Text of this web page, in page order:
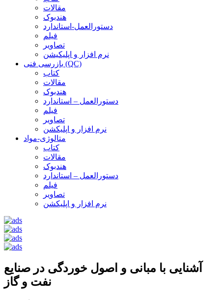
مقالات
هندبوک
دستورالعمل-استاندارد
فیلم
تصاویر
نرم افزار و اپلیکیشن
بازرسی فنی (QC)
کتاب
مقالات
هندبوک
دستورالعمل – استاندارد
فیلم
تصاویر
نرم افزار و اپلیکشن
متالوژی-مواد
کتاب
مقالات
هندبوک
دستورالعمل – استاندارد
فیلم
تصاویر
نرم افزار و اپلیکشن
آشنایی با مبانی و اصول خوردگی در صنایع
نفت و گاز